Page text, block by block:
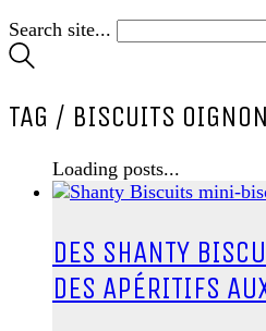
Search site...
TAG / BISCUITS
Loading posts...
DES SHANTY
DES APÉRITIFS